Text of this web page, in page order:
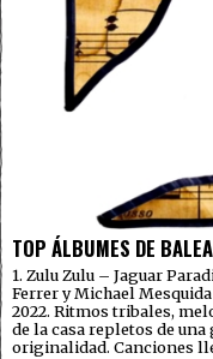
TOP ÁLBUMES DE
1. Zulu Zulu – Jaguar
Ferrer y Michael
2022. Ritmos tribales,
de la casa repletos de
originalidad. Canciones